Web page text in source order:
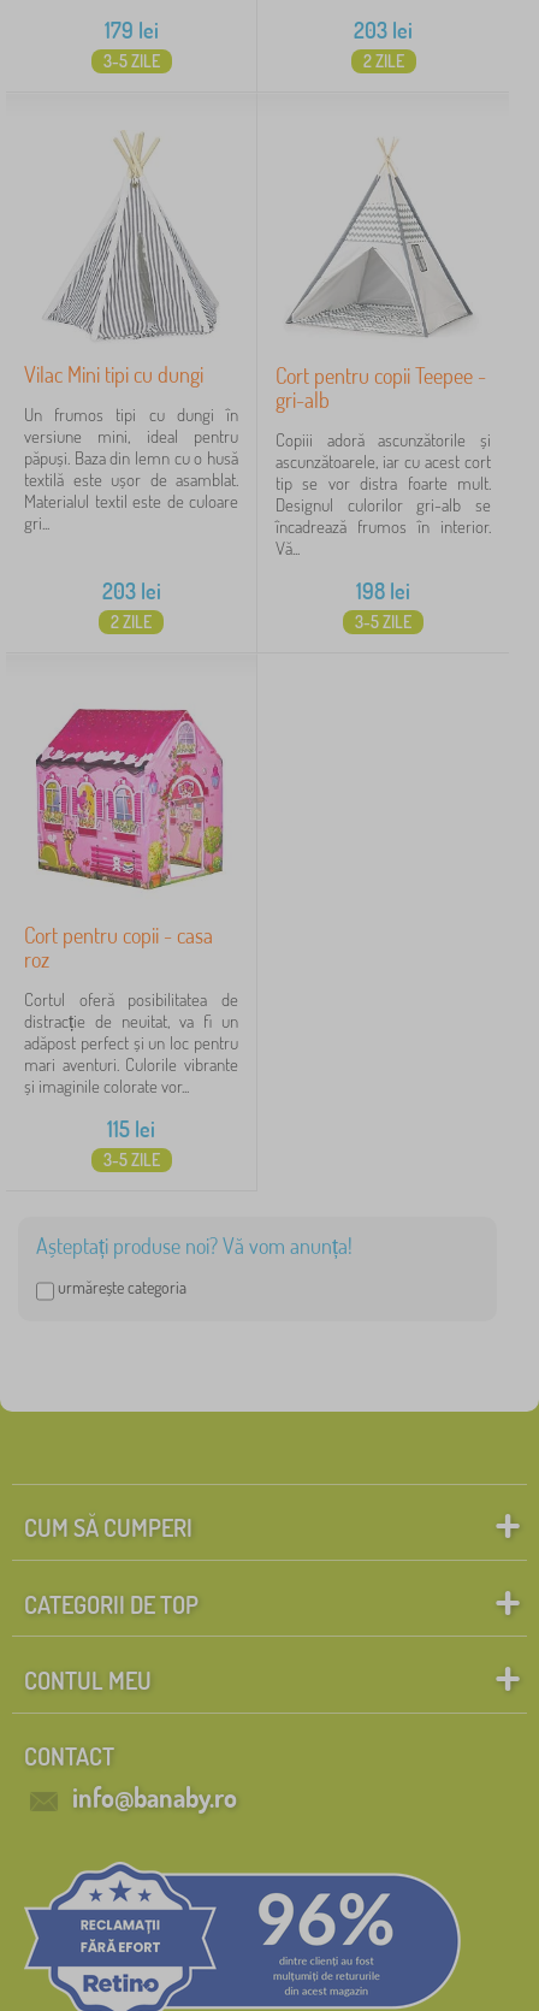
179 lei
3-5 ZILE
203 lei
2 ZILE
Vilac Mini tipi cu dungi
Un frumos tipi cu dungi în
versiune mini, ideal pentru
păpuși. Baza din lemn cu o husă
textilă este ușor de asamblat.
Materialul textil este de culoare
gri...
203lei
2 ZILE
Cort pentru copii Teepee -
gri-alb
Copiii adoră ascunzătorile și
ascunzătoarele, iar cu acest cort
tip se vor distra foarte mult.
Designul culorilor gri-alb se
încadrează frumos în interior.
Vă...
198 lei
3-5 ZILE
Cort pentru copii - casa
roz
Cortul oferă posibilitatea de
distracție de neuitat, va fi un
adăpost perfect și un loc pentru
mari aventuri. Culorile vibrante
și imaginile colorate vor...
115 lei
3-5 ZILE
Așteptați produse noi? Vă vom anunța!
urmărește categoria
CUM SĂ CUMPERI
CATEGORII DE TOP
CONTUL MEU
CONTACT
info@banaby.ro